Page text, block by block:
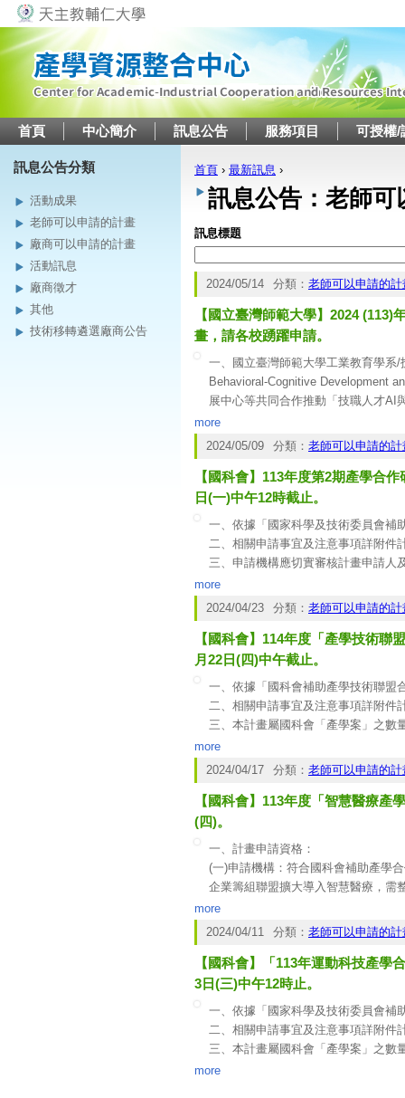
首頁 中心簡介 訊息公告 服務項目 可授權/
訊息公告分類
活動成果
老師可以申請的計畫
廠商可以申請的計畫
活動訊息
廠商徵才
其他
技術移轉遴選廠商公告
您在這裡
首頁 › 最新訊息 ›
訊息公告：老師可
訊息標題
2024/05/14 分類： 老師可以申請的計
【國立臺灣師範大學】2024
畫，請各校踴躍申請。
一、國立臺灣師範大學工業教育學系
Behavioral-Cognitive Development
展中心等共同合作推動「技職人才AI
辦理人工智慧（AI）與相關網路安全
與工作模式變革及相關技能，藉以提
(一)申請期程：自即日起至113年5月
(二)執行期程：自接獲審查通過通知
more
2024/05/09
分類： 老師可以申請的計
【國科會】113年度第2期產學合
日(一)中午12時截止。
一、依據「國家科學及技術委員會補
二、相關申請事宜及注意事項詳附件
三、申請機構應切實審核計畫申請人
案彙整送出。
四、本計畫公告受理訊息，亦將同步
利用。
more
2024/04/23
分類： 老師可以申請的計
【國科會】114年度「產學技術
月22日(四)中午截止。
一、依據「國科會補助產學技術聯盟
二、相關申請事宜及注意事項詳附件
三、本計畫屬國科會「產學案」之數
四、本案相關徵求訊息已公布於國科
盟/114年度計畫徵求資料 (https://
more
2024/04/17
分類： 老師可以申請的計
【國科會】113年度「智慧醫療產
(四)。
一、計畫申請資格：
(一)申請機構：符合國科會補助產學
企業籌組聯盟擴大導入智慧醫療，需
鑑等級為區域醫院（含）以上之醫院
(二)申請人：符合國科會補助專題研
用之方式作為出資，惟其總和不得超
(四)以設備出資支付配合款之核定標
(五)申請計畫之醫院及合作企業需保
分，此智慧醫療產學聯盟計畫之經
more
2024/04/11
分類： 老師可以申請的計
【國科會】「113年運動科技產學
3日(三)中午12時止。
一、依據「國家科學及技術委員會補
二、相關申請事宜及注意事項詳附件
三、本計畫屬國科會「產學案」之數
國科會參考網頁：
more